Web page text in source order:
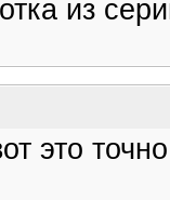
из
это